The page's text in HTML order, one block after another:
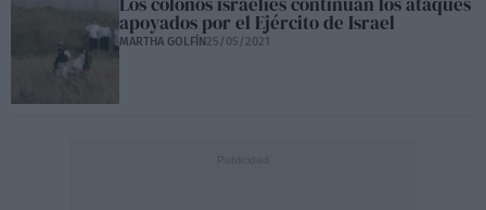
apoyados por el Ejército de Israel
MARTHA GOLFÍN25/05/2021